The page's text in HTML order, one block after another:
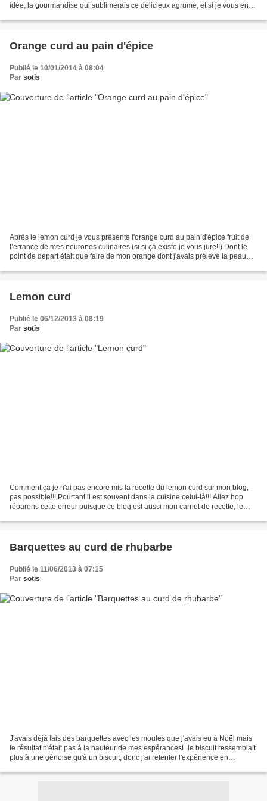
idée, la gourmandise qui sublimerais ce délicieux agrume, et si je vous en
Orange curd au pain d'épice
Publié le 10/01/2014 à 08:04
Par sotis
Après le lemon curd je vous présente l'orange curd au pain d'épice fruit de
l’errance de mes neurones culinaires (si si ça existe je vous jure!!) Dont le
point de départ était que faire de mon orange dont j'avais prélevé la peau
Lemon curd
Publié le 06/12/2013 à 08:19
Par sotis
Comment ça je n'ai pas encore mis la recette du lemon curd sur mon blog,
pas possible!!! Pourtant il est souvent dans la cuisine celui-là!!! Allez hop
réparons cette erreur puisque ce blog est aussi mon carnet de recette, le
Barquettes au curd de rhubarbe
Publié le 11/06/2013 à 07:15
Par sotis
J'avais déjà fais des barquettes avec les moules que j'avais eu à Noël mais
le résultat n'était pas à la hauteur de mes espérancesL le biscuit ressemblait
plus à une génoise qu'à un biscuit, donc j'ai retenter l'expérience en